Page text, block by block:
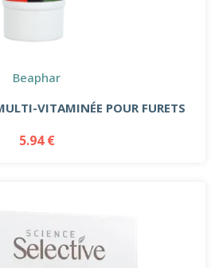
Beaphar
VITAMINÉE POUR FURETS
5.94 €